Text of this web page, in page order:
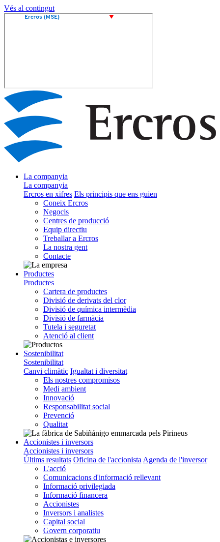
Vés al contingut
La companyia
La companyia
Ercros en xifres Els principis que ens guien
Coneix Ercros
Negocis
Centres de producció
Equip directiu
Treballar a Ercros
La nostra gent
Contacte
Productes
Productes
Cartera de productes
Divisió de derivats del clor
Divisió de química intermèdia
Divisió de farmàcia
Tutela i seguretat
Atenció al client
Sostenibilitat
Sostenibilitat
Canvi climàtic Igualtat i diversitat
Els nostres compromisos
Medi ambient
Innovació
Responsabilitat social
Prevenció
Qualitat
Accionistes i inversors
Accionistes i inversors
Últims resultats Oficina de l'accionista Agenda de l'inversor
L'acció
Comunicacions d'informació rellevant
Informació privilegiada
Informació financera
Accionistes
Inversors i analistes
Capital social
Govern corporatiu